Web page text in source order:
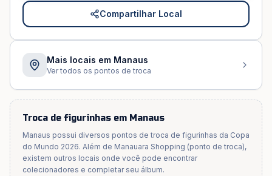
Compartilhar Local
Mais locais em Manaus
Ver todos os pontos de troca
Troca de figurinhas em Manaus
Manaus possui diversos pontos de troca de figurinhas da Copa
do Mundo 2026. Além de Manauara Shopping (ponto de troca),
existem outros locais onde você pode encontrar
colecionadores e completar seu álbum.